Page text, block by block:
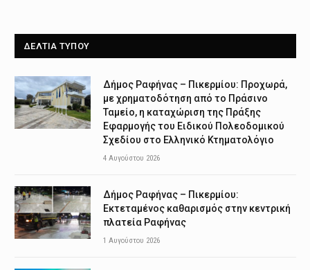
ΔΕΛΤΙΑ ΤΥΠΟΥ
Δήμος Ραφήνας – Πικερμίου: Προχωρά,
με χρηματοδότηση από το Πράσινο
Ταμείο, η καταχώριση της Πράξης
Εφαρμογής του Ειδικού Πολεοδομικού
Σχεδίου στο Ελληνικό Κτηματολόγιο
4 Αυγούστου 2026
Δήμος Ραφήνας – Πικερμίου:
Εκτεταμένος καθαρισμός στην κεντρική
πλατεία Ραφήνας
1 Αυγούστου 2026